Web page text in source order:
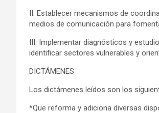
II. Establecer mecanismos de
medios de comunicación para
III. Implementar diagnósticos y
identificar sectores vulnerables y
DICTÁMENES
Los dictámenes leídos son los
*Que reforma y adiciona diversas